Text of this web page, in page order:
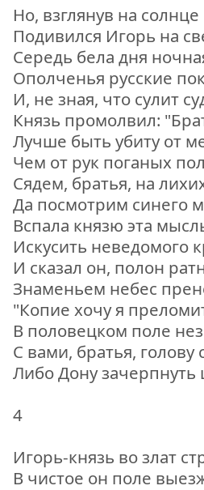
Но, взглянув на солнце
Подивился Игорь на
Середь бела дня
Ополченья русские
И, не зная, что сулит
Князь промолвил:
Лучше быть убиту от
Чем от рук поганых
Сядем, братья, на
Да посмотрим синего
Вспала князю эта
Искусить неведомого
И сказал он, полон
Знаменьем небес
"Копие хочу я
В половецком поле
С вами, братья, голову
Либо Дону
4
Игорь-князь во злат
В чистое он поле